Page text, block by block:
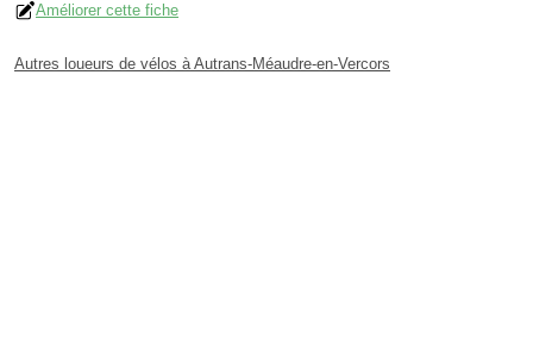
Améliorer cette fiche
Autres loueurs de vélos à Autrans-Méaudre-en-Vercors